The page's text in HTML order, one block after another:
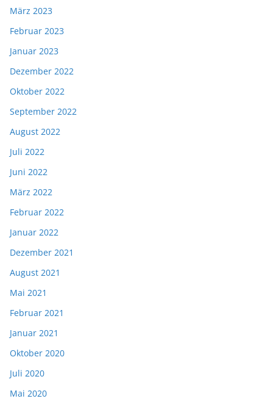
März 2023
Februar 2023
Januar 2023
Dezember 2022
Oktober 2022
September 2022
August 2022
Juli 2022
Juni 2022
März 2022
Februar 2022
Januar 2022
Dezember 2021
August 2021
Mai 2021
Februar 2021
Januar 2021
Oktober 2020
Juli 2020
Mai 2020